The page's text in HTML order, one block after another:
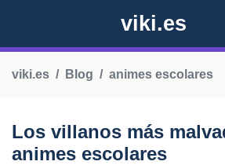
viki.es
viki.es Blog animes escolares
Los villanos más
animes escolares